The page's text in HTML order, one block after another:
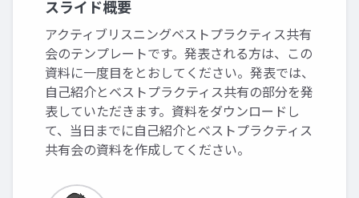
スライド概要
アクティブリスニングベストプラクティス共有
会のテンプレートです。発表される方は、この
資料に一度目をとおしてください。発表では、
自己紹介とベストプラクティス共有の部分を発
表していただきます。資料をダウンロードし
て、当日までに自己紹介とベストプラクティス
共有会の資料を作成してください。